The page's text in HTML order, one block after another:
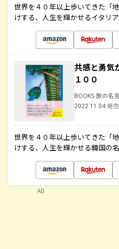
世界を４０年以上歩いてきた「
けする、人生を輝かせるイタリ
共感と勇気
１００
BOOKS 旅の名
2022.11.04 発売
世界を４０年以上歩いてきた「
けする、人生を輝かせる韓国の
AD